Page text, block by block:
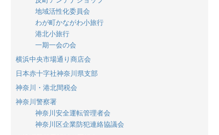
地域活性化委員会
わが町かながわ小旅行
港北小旅行
一期一会の会
横浜中央市場通り商店会
日本赤十字社神奈川県支部
神奈川・港北間税会
神奈川警察署
神奈川安全運転管理者会
神奈川区企業防犯連絡協議会